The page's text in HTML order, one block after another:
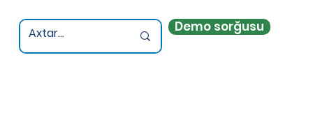
Demo sorğusu